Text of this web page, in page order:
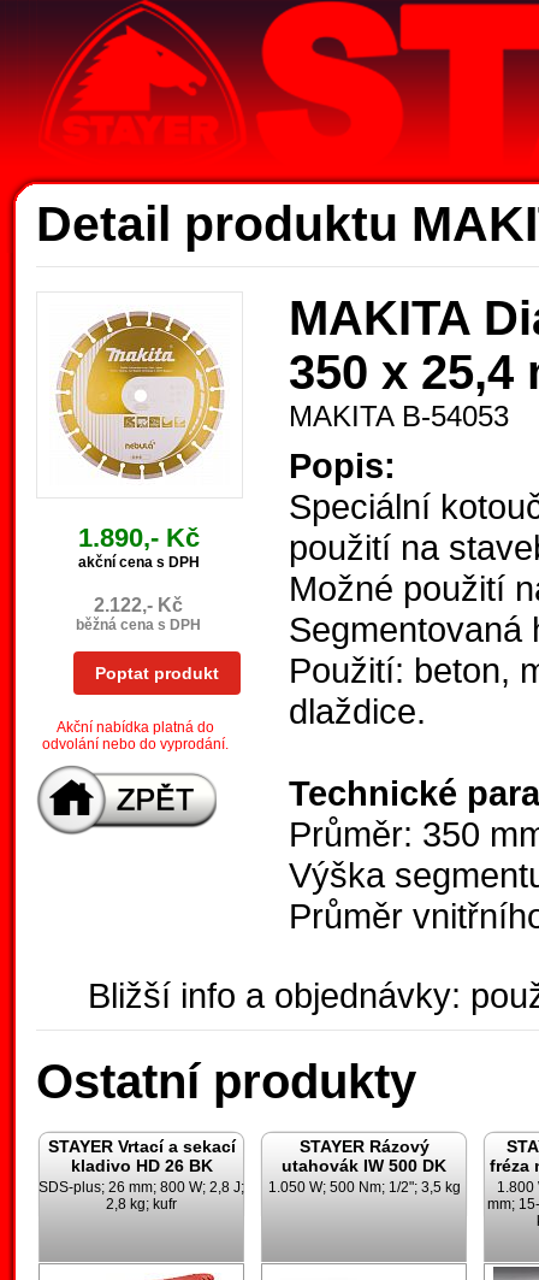
Detail produktu
1.890,- Kč
akční cena s DPH
2.122,- Kč
běžná cena s DPH
Poptat produkt
Akční nabídka platná do
odvolání nebo do vyprodání.
MAKITA
350 x 25,4
MAKITA B-54053
Popis:
Speciální
použití na
Možné použití
Segmentovaná
Použití: beton,
dlaždice.
Technické
Průměr: 350
Výška
Průměr
Bližší info a objednávky:
Ostatní produkty
STAYER Vrtací a sekací
kladivo HD 26 BK
SDS-plus; 26 mm; 800 W; 2,8 J;
2,8 kg; kufr
STAYER Rázový
utahovák IW 500 DK
1.050 W; 500 Nm; 1/2"; 3,5 kg
fréza
1.800
mm;